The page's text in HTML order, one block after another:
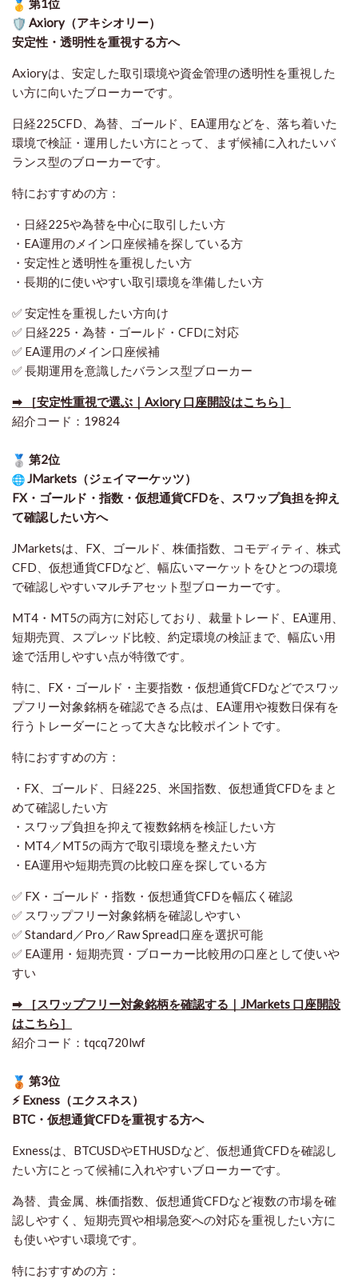
第1位
Axiory（アキシオリー）
安定性・透明性を重視する方へ
Axioryは、安定した取引環境や資金管理の透明性を重視した
い方に向いたブローカーです。
日経225CFD、為替、ゴールド、EA運用などを、落ち着いた
環境で検証・運用したい方にとって、まず候補に入れたいバ
ランス型のブローカーです。
特におすすめの方：
・日経225や為替を中心に取引したい方
・EA運用のメイン口座候補を探している方
・安定性と透明性を重視したい方
・長期的に使いやすい取引環境を準備したい方
✅ 安定性を重視したい方向け
✅ 日経225・為替・ゴールド・CFDに対応
✅ EA運用のメイン口座候補
✅ 長期運用を意識したバランス型ブローカー
➡ ［安定性重視で選ぶ｜Axiory 口座開設はこちら］
紹介コード：19824
第2位
JMarkets（ジェイマーケッツ）
FX・ゴールド・指数・仮想通貨CFDを、スワップ負担を抑え
て確認したい方へ
JMarketsは、FX、ゴールド、株価指数、コモディティ、株式
CFD、仮想通貨CFDなど、幅広いマーケットをひとつの環境
で確認しやすいマルチアセット型ブローカーです。
MT4・MT5の両方に対応しており、裁量トレード、EA運用、
短期売買、スプレッド比較、約定環境の検証まで、幅広い用
途で活用しやすい点が特徴です。
特に、FX・ゴールド・主要指数・仮想通貨CFDなどでスワッ
プフリー対象銘柄を確認できる点は、EA運用や複数日保有を
行うトレーダーにとって大きな比較ポイントです。
特におすすめの方：
・FX、ゴールド、日経225、米国指数、仮想通貨CFDをまと
めて確認したい方
・スワップ負担を抑えて複数銘柄を検証したい方
・MT4／MT5の両方で取引環境を整えたい方
・EA運用や短期売買の比較口座を探している方
✅ FX・ゴールド・指数・仮想通貨CFDを幅広く確認
✅ スワップフリー対象銘柄を確認しやすい
✅ Standard／Pro／Raw Spread口座を選択可能
✅ EA運用・短期売買・ブローカー比較用の口座として使いや
すい
➡ ［スワップフリー対象銘柄を確認する｜JMarkets 口座開設
はこちら］
紹介コード：tqcq720lwf
第3位
⚡ Exness（エクスネス）
BTC・仮想通貨CFDを重視する方へ
Exnessは、BTCUSDやETHUSDなど、仮想通貨CFDを確認し
たい方にとって候補に入れやすいブローカーです。
為替、貴金属、株価指数、仮想通貨CFDなど複数の市場を確
認しやすく、短期売買や相場急変への対応を重視したい方に
も使いやすい環境です。
特におすすめの方：